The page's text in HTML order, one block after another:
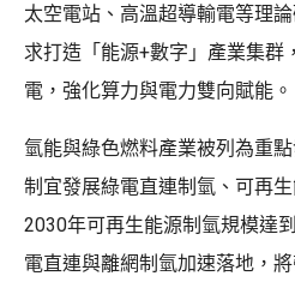
太空電站、高溫超導輸電等理
求打造「能源+數字」產業集群
電，強化算力與電力雙向賦能。
氫能與綠色燃料產業被列為重
制宜發展綠電直連制氫、可再
2030年可再生能源制氫規模達
電直連與離網制氫加速落地，